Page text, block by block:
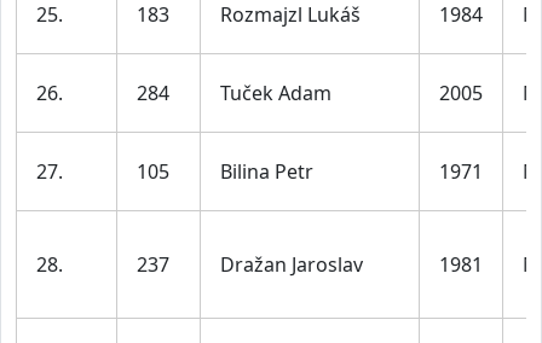
25. 183 Rozmajzl Lukáš 1984 M
26. 284 Tuček Adam 2005 M
27. 105 Bilina Petr 1971 M
28. 237 Dražan Jaroslav 1981 M